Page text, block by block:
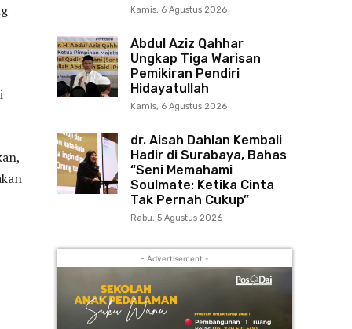
Kamis, 6 Agustus 2026
Abdul Aziz Qahhar
Ungkap Tiga Warisan
Pemikiran Pendiri
Hidayatullah
Kamis, 6 Agustus 2026
dr. Aisah Dahlan Kembali
Hadir di Surabaya, Bahas
“Seni Memahami
Soulmate: Ketika Cinta
Tak Pernah Cukup”
Rabu, 5 Agustus 2026
- Advertisement -